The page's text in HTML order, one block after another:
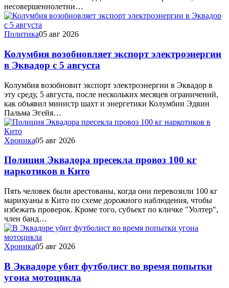
несовершеннолетни…
Политика05 авг 2026
Колумбия возобновляет экспорт электроэнергии
в Эквадор с 5 августа
Колумбия возобновит экспорт электроэнергии в Эквадор в
эту среду, 5 августа, после нескольких месяцев ограничений,
как объявил министр шахт и энергетики Колумбии Эдвин
Пальма Эгейя…
Хроника05 авг 2026
Полиция Эквадора пресекла провоз 100 кг
наркотиков в Кито
Пять человек были арестованы, когда они перевозили 100 кг
марихуаны в Кито по схеме дорожного наблюдения, чтобы
избежать проверок. Кроме того, субъект по кличке "Уолтер",
член банд…
Хроника05 авг 2026
В Эквадоре убит футболист во время попытки
угона мотоцикла